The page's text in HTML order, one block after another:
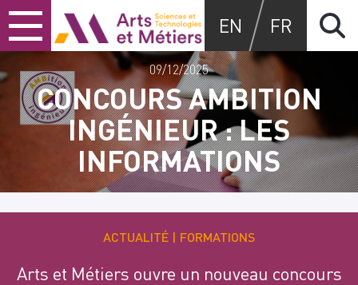
Skip
to
content
Skip
to
main
menu
Skip
to
search
Arts et métiers
EN FR
CONCOURS AMBITION
INGÉNIEUR : LES
INFORMATIONS
09/12/2025
ACTUALITÉ FORMATIONS
Arts et Métiers ouvre un nouveau concours